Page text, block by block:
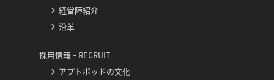
経営陣紹介
沿革
採用情報 - RECRUIT
アプトポッドの文化